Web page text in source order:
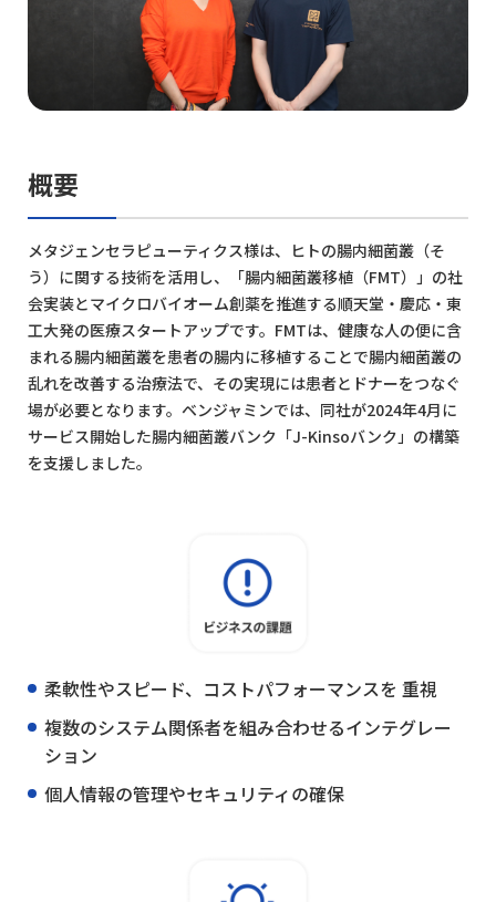
概要
メタジェンセラピューティクス様は、ヒトの腸内細菌叢（そ
う）に関する技術を活用し、「腸内細菌叢移植（FMT）」の社
会実装とマイクロバイオーム創薬を推進する順天堂・慶応・東
工大発の医療スタートアップです。FMTは、健康な人の便に含
まれる腸内細菌叢を患者の腸内に移植することで腸内細菌叢の
乱れを改善する治療法で、その実現には患者とドナーをつなぐ
場が必要となります。ベンジャミンでは、同社が2024年4月に
サービス開始した腸内細菌叢バンク「J-Kinsoバンク」の構築
を支援しました。
柔軟性やスピード、コストパフォーマンスを 重視
複数のシステム関係者を組み合わせるインテグレー
ション
個人情報の管理やセキュリティの確保